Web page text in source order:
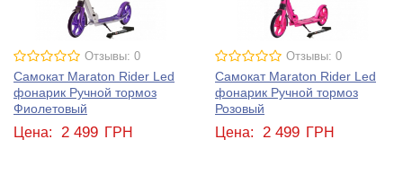
Отзывы: 0
Самокат Maraton Rider Led
фонарик Ручной тормоз
Фиолетовый
Цена: 2 499 ГРН
Отзывы: 0
Самокат Maraton Rider Led
фонарик Ручной тормоз
Розовый
Цена: 2 499 ГРН